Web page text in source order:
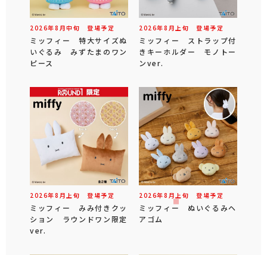
2026年8 月中旬 登場予定
ミッフィー 特大サイズぬ
いぐるみ みずたまのワン
ピース
2026年8 月 上旬 登場予定
ミッフィー ストラップ付
きキーホルダー モノトー
ンver.
2026年8 月 上旬 登場予定
ミッフィー みみ付きクッ
ション ラウンドワン限定
ver.
2026年8 月 上旬 登場予定
ミッフィー ぬいぐるみヘ
アゴム